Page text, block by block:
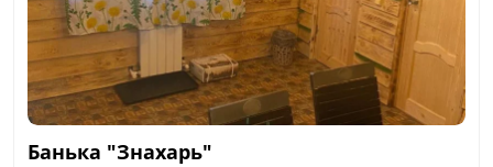
Банька "Знахарь"